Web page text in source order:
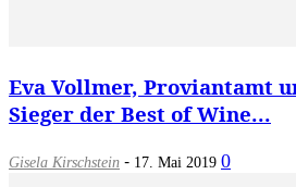
Eva Vollmer, Proviantamt
Sieger der Best of Wine...
Gisela Kirschstein - 17. Mai 2019 0